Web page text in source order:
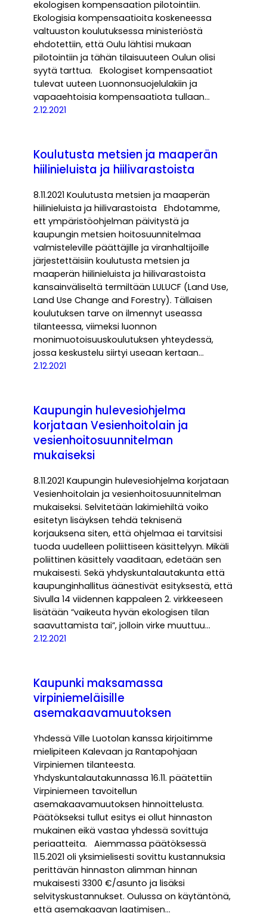
ekologisen kompensaation pilotointiin.
Ekologisia kompensaatioita koskeneessa
valtuuston koulutuksessa ministeriöstä
ehdotettiin, että Oulu lähtisi mukaan
pilotointiin ja tähän tilaisuuteen Oulun olisi
syytä tarttua. Ekologiset kompensaatiot
tulevat uuteen Luonnonsuojelulakiin ja
vapaaehtoisia kompensaatiota tullaan…
2.12.2021
Koulutusta metsien ja maaperän
hiilinieluista ja hiilivarastoista
8.11.2021 Koulutusta metsien ja maaperän
hiilinieluista ja hiilivarastoista Ehdotamme,
ett ympäristöohjelman päivitystä ja
kaupungin metsien hoitosuunnitelmaa
valmisteleville päättäjille ja viranhaltijoille
järjestettäisiin koulutusta metsien ja
maaperän hiilinieluista ja hiilivarastoista
kansainväliseltä termiltään LULUCF (Land Use,
Land Use Change and Forestry). Tällaisen
koulutuksen tarve on ilmennyt useassa
tilanteessa, viimeksi luonnon
monimuotoisuuskoulutuksen yhteydessä,
jossa keskustelu siirtyi useaan kertaan…
2.12.2021
Kaupungin hulevesiohjelma
korjataan Vesienhoitolain ja
vesienhoitosuunnitelman
mukaiseksi
8.11.2021 Kaupungin hulevesiohjelma korjataan
Vesienhoitolain ja vesienhoitosuunnitelman
mukaiseksi. Selvitetään lakimiehiltä voiko
esitetyn lisäyksen tehdä teknisenä
korjauksena siten, että ohjelmaa ei tarvitsisi
tuoda uudelleen poliittiseen käsittelyyn. Mikäli
poliittinen käsittely vaaditaan, edetään sen
mukaisesti. Sekä yhdyskuntalautakunta että
kaupunginhallitus äänestivät esityksestä, että
Sivulla 14 viidennen kappaleen 2. virkkeeseen
lisätään ”vaikeuta hyvän ekologisen tilan
saavuttamista tai”, jolloin virke muuttuu…
2.12.2021
Kaupunki maksamassa
virpiniemeläisille
asemakaavamuutoksen
Yhdessä Ville Luotolan kanssa kirjoitimme
mielipiteen Kalevaan ja Rantapohjaan
Virpiniemen tilanteesta.
Yhdyskuntalautakunnassa 16.11. päätettiin
Virpiniemeen tavoitellun
asemakaavamuutoksen hinnoittelusta.
Päätökseksi tullut esitys ei ollut hinnaston
mukainen eikä vastaa yhdessä sovittuja
periaatteita. Aiemmassa päätöksessä
11.5.2021 oli yksimielisesti sovittu kustannuksia
perittävän hinnaston alimman hinnan
mukaisesti 3300 €/asunto ja lisäksi
selvityskustannukset. Oulussa on käytäntönä,
että asemakaavan laatimisen…